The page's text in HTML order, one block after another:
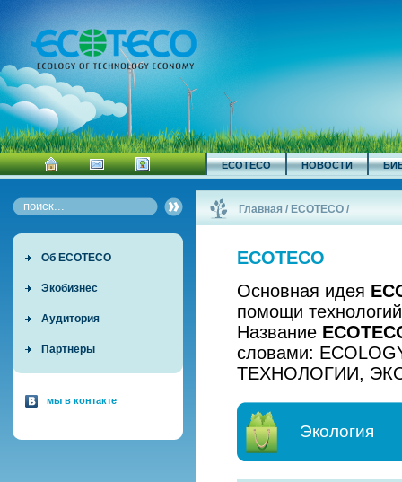
ECOTECO НОВОСТИ
Об ECOTECO
Экобизнес
Аудитория
Партнеры
мы в контакте
Главная / ECOTECO /
ECOTECO
Основная идея
помощи
Название
словами:
ТЕХНОЛОГИИ,
Экология